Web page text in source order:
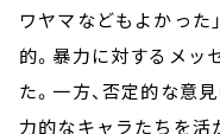
ワヤマなどもよかった
的。暴力に対するメッ
た。一方、否定的な意見
力的なキャラたちを活